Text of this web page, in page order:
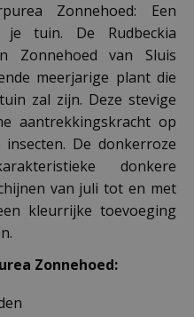
Zonnehoed: Een
je tuin. De Rudbeckia
Zonnehoed van Sluis
meerjarige plant die
zal zijn. Deze stevige
aantrekkingskracht op
De donkerroze
donkere
van juli tot en met
kleurrijke toevoeging
Zonnehoed: